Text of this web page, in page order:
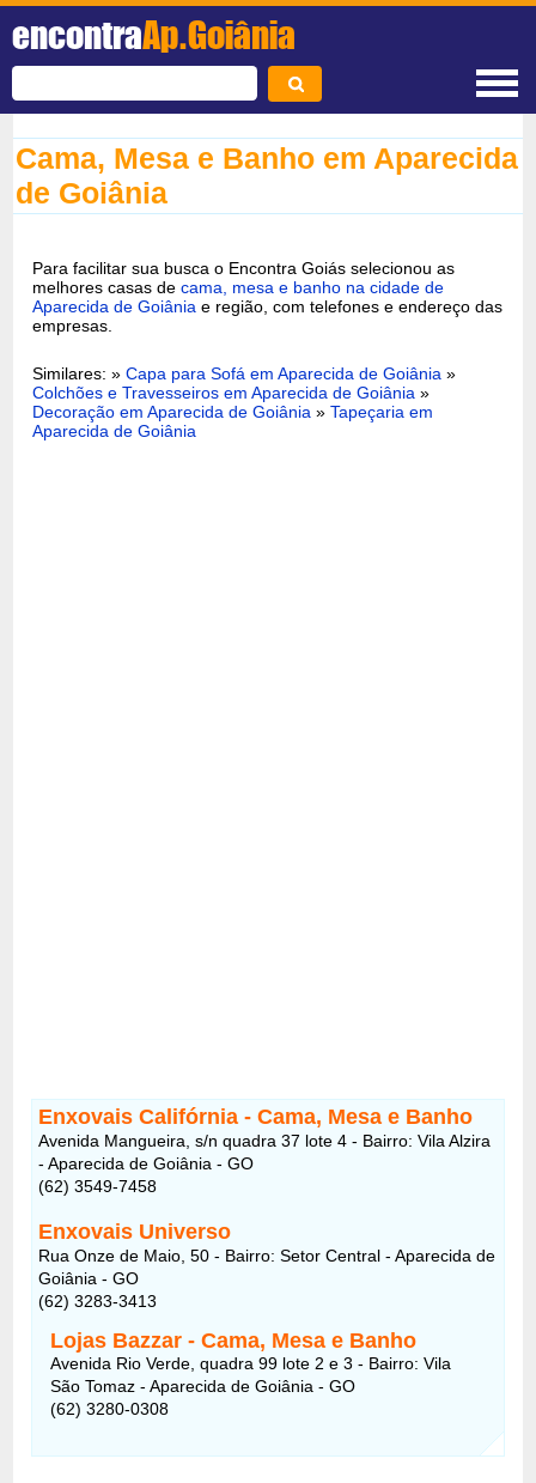
encontraAp.Goiânia
Cama, Mesa e Banho em Aparecida
de Goiânia
Para facilitar sua busca o Encontra Goiás selecionou as
melhores casas decama, mesa e banho na cidade de
Aparecida de Goiânia e região, com telefones e endereço das
empresas.
Similares: »Capa para Sofá em Aparecida de Goiânia »
Colchões e Travesseiros em Aparecida de Goiânia »
Decoração em Aparecida de Goiânia »Tapeçaria em
Aparecida de Goiânia
Enxovais Califórnia - Cama, Mesa e Banho
Avenida Mangueira, s/n quadra 37 lote 4 - Bairro: Vila Alzira
- Aparecida de Goiânia - GO
(62) 3549-7458
Enxovais Universo
Rua Onze de Maio, 50 - Bairro: Setor Central - Aparecida de
Goiânia - GO
(62) 3283-3413
Lojas Bazzar - Cama, Mesa e Banho
Avenida Rio Verde, quadra 99 lote 2 e 3 - Bairro: Vila
São Tomaz - Aparecida de Goiânia - GO
(62) 3280-0308